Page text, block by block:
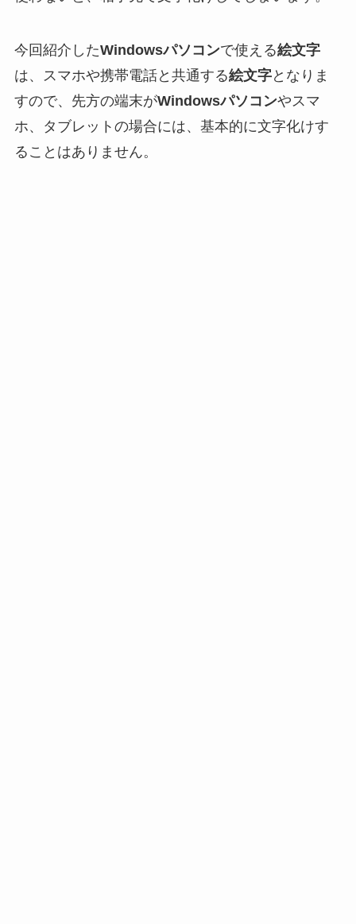
今回紹介したWindowsパソコンで使える絵文字
は、スマホや携帯電話と共通する絵文字となりま
すので、先方の端末がWindowsパソコンやスマ
ホ、タブレットの場合には、基本的に文字化けす
ることはありません。